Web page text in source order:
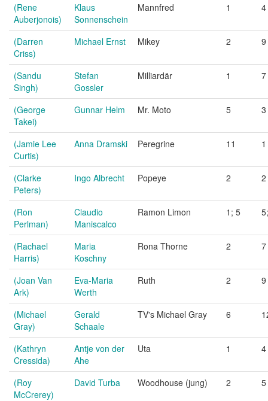
(Rene
Auberjonois)
Klaus
Sonnenschein
Mannfred 1
(Darren
Criss)
Michael Ernst Mikey 2 9
(Sandu
Singh)
Stefan
Gossler
Milliardär 1 7
(George
Takei)
Gunnar Helm Mr. Moto 5 3
(Jamie Lee
Curtis)
Anna Dramski Peregrine 11
(Clarke
Peters)
Ingo Albrecht Popeye 2
(Ron
Perlman)
Claudio
Maniscalco
Ramon Limon 1; 5
(Rachael
Harris)
Maria
Koschny
Rona Thorne 2 7
(Joan Van
Ark)
Eva-Maria
Werth
Ruth 2 9
(Michael
Gray)
Gerald
Schaale
TV's Michael Gray 6
(Kathryn
Cressida)
Antje von der
Ahe
Uta 1
(Roy
McCrerey)
David Turba Woodhouse (jung) 2 5